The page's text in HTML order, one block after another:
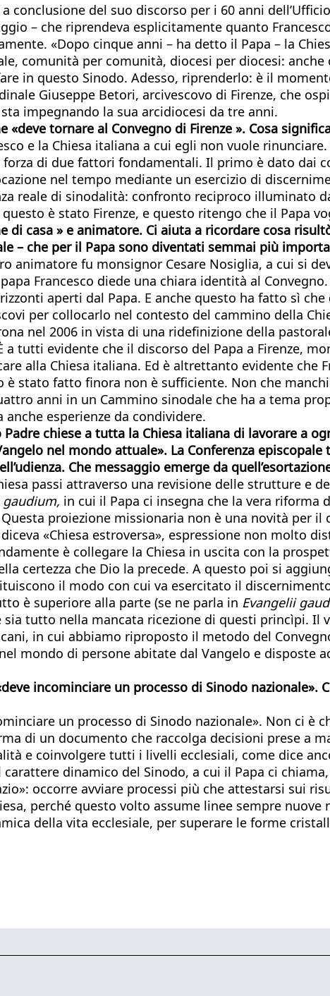
conclusione del suo discorso per i 60 anni
– che riprendeva esplicitamente quanto
«Dopo cinque anni – ha detto il Papa – la
comunità per comunità, diocesi per diocesi:
in questo Sinodo. Adesso, riprenderlo: è il
Giuseppe Betori, arcivescovo di Firenze, che
impegnando la sua arcidiocesi da tre anni.
«deve tornare al Convegno di Firenze ». Cosa
e la Chiesa italiana a cui egli non vuole
di due fattori fondamentali. Il primo è dato dai
nel tempo mediante un esercizio di
reale di sinodalità: confronto reciproco illuminato
è stato Firenze, e questo ritengo che il Papa
di casa » e animatore. Ci aiuta a ricordare cosa
– che per il Papa sono diventati semmai più
animatore fu monsignor Cesare Nosiglia, a cui si
Francesco diede una chiara identità al
aperti dal Papa. E anche questo ha fatto sì
per collocarlo nel contesto del cammino della
nel 2006 in vista di una ridefinizione della
tutti evidente che il discorso del Papa a Firenze,
alla Chiesa italiana. Ed è altrettanto evidente che
è stato fatto finora non è sufficiente. Non che
anni in un Cammino sinodale che ha a tema
esperienze da condividere.
chiese a tutta la Chiesa italiana di lavorare a
nel mondo attuale». La Conferenza
Che messaggio emerge da
passi attraverso una revisione delle strutture e
gaudium, in cui il Papa ci insegna che la vera riforma
proiezione missionaria non è una novità per il
«Chiesa estroversa», espressione non molto
è collegare la Chiesa in uscita con la
certezza che Dio la precede. A questo poi si
il modo con cui va esercitato il
è superiore alla parte (se ne parla in Evangelii
sia tutto nella mancata ricezione di questi princìpi.
in cui abbiamo riproposto il metodo del
mondo di persone abitate dal Vangelo e disposte
incominciare un processo di Sinodo nazionale».
un processo di Sinodo nazionale». Non ci è
di un documento che raccolga decisioni prese a
e coinvolgere tutti i livelli ecclesiali, come dice
dinamico del Sinodo, a cui il Papa ci
occorre avviare processi più che attestarsi sui
perché questo volto assume linee sempre
della vita ecclesiale, per superare le forme